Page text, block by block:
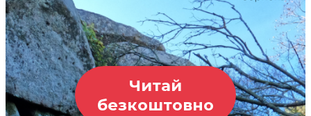
Читай
безкоштовно